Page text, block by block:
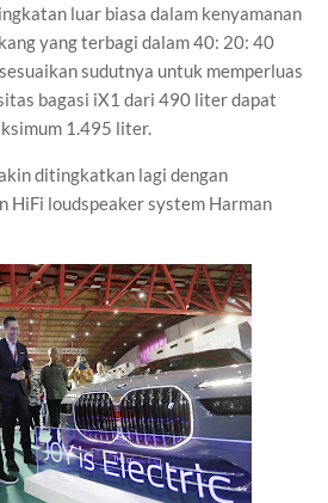
luar biasa dalam kenyamanan
yang terbagi dalam 40: 20: 40
sudutnya untuk memperluas
bagasi iX1 dari 490 liter dapat
1.495 liter.
ditingkatkan lagi dengan
HiFi loudspeaker system Harman